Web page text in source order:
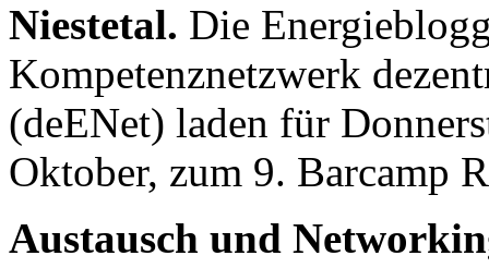
Niestetal. Die
Kompetenznetzwerk
(deENet) laden für
Oktober, zum 9. Barcamp
Austausch und